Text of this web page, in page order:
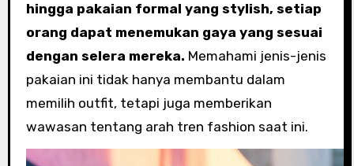
hingga pakaian formal yang stylish, setiap
orang dapat menemukan gaya yang sesuai
dengan selera mereka. Memahami jenis-jenis
pakaian ini tidak hanya membantu dalam
memilih outfit, tetapi juga memberikan
wawasan tentang arah tren fashion saat ini.